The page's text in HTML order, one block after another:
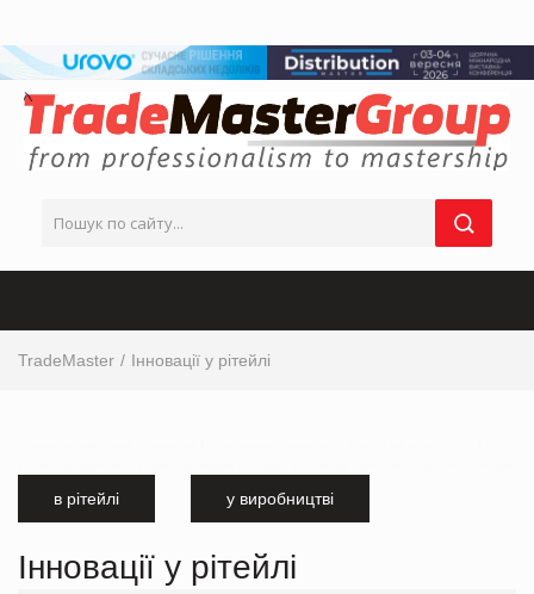
TradeMaster Інновації у рітейлі
в рітейлі у виробництві
Інновації у рітейлі